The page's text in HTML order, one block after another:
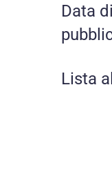
Data di
Lista